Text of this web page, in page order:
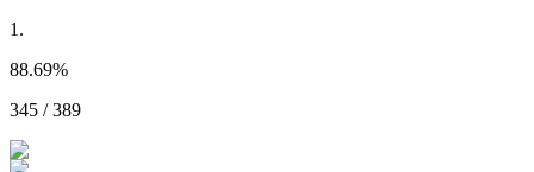
1.
88.69%
345 / 389